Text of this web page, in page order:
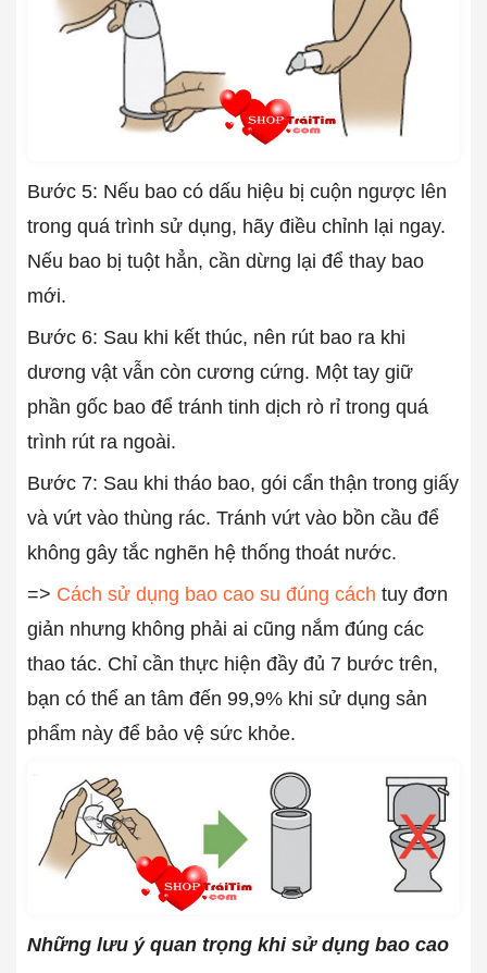
Bước 5: Nếu bao có dấu hiệu bị cuộn ngược lên
trong quá trình sử dụng, hãy điều chỉnh lại ngay.
Nếu bao bị tuột hẳn, cần dừng lại để thay bao
mới.
Bước 6: Sau khi kết thúc, nên rút bao ra khi
dương vật vẫn còn cương cứng. Một tay giữ
phần gốc bao để tránh tinh dịch rò rỉ trong quá
trình rút ra ngoài.
Bước 7: Sau khi tháo bao, gói cẩn thận trong giấy
và vứt vào thùng rác. Tránh vứt vào bồn cầu để
không gây tắc nghẽn hệ thống thoát nước.
=> Cách sử dụng bao cao su đúng cách tuy đơn
giản nhưng không phải ai cũng nắm đúng các
thao tác. Chỉ cần thực hiện đầy đủ 7 bước trên,
bạn có thể an tâm đến 99,9% khi sử dụng sản
phẩm này để bảo vệ sức khỏe.
Những lưu ý quan trọng khi sử dụng bao cao